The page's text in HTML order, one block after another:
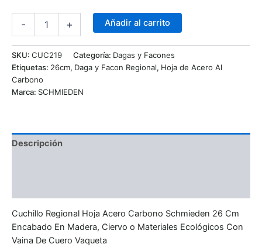
- + Añadir al carrito
SKU: CUC219 Categoría: Dagas y Facones
Etiquetas: 26cm, Daga y Facon Regional, Hoja de Acero Al
Carbono
Marca: SCHMIEDEN
Descripción
Cuchillo Regional Hoja Acero Carbono Schmieden 26 Cm
Encabado En Madera, Ciervo o Materiales Ecológicos Con
Vaina De Cuero Vaqueta